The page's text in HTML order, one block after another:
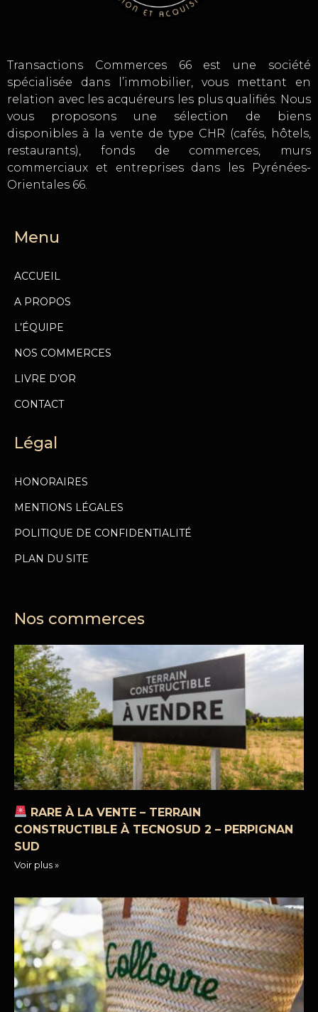
Transactions Commerces 66 est une société
spécialisée dans l’immobilier, vous mettant en
relation avec les acquéreurs les plus qualifiés. Nous
vous proposons une sélection de biens
disponibles à la vente de type CHR (cafés, hôtels,
restaurants), fonds de commerces, murs
commerciaux et entreprises dans les Pyrénées-
Orientales 66.
Menu
ACCUEIL
A PROPOS
L’ÉQUIPE
NOS COMMERCES
LIVRE D’OR
CONTACT
Légal
HONORAIRES
MENTIONS LÉGALES
POLITIQUE DE CONFIDENTIALITÉ
PLAN DU SITE
Nos commerces
RARE À LA VENTE – TERRAIN
CONSTRUCTIBLE À TECNOSUD 2 – PERPIGNAN
SUD
Voir plus »